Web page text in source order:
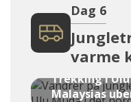
Dag 6
varme
Trekking i
Malaysias